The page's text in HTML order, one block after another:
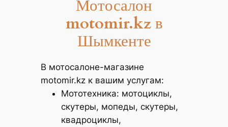
Мотосалон
motomir.kzв
Шымкенте
В мотосалоне-магазине
motomir.kz к вашим услугам:
Мототехника: мотоциклы,
скутеры, мопеды, скутеры,
квадроциклы,